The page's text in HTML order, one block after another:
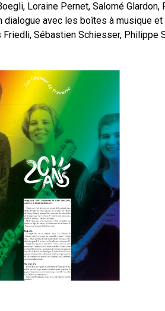
Loraine Pernet, Salomé Glardon,
dialogue avec les boîtes à musique
Sébastien Schiesser, Philippe